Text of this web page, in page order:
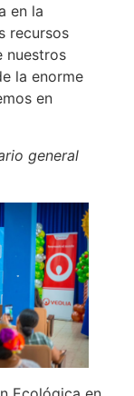
en la
recursos
nuestros
la enorme
en
general